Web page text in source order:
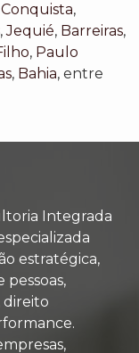
,
,Jequié, Barreiras,
, Paulo
, Bahia, entre
Integrada
estratégica,
direito